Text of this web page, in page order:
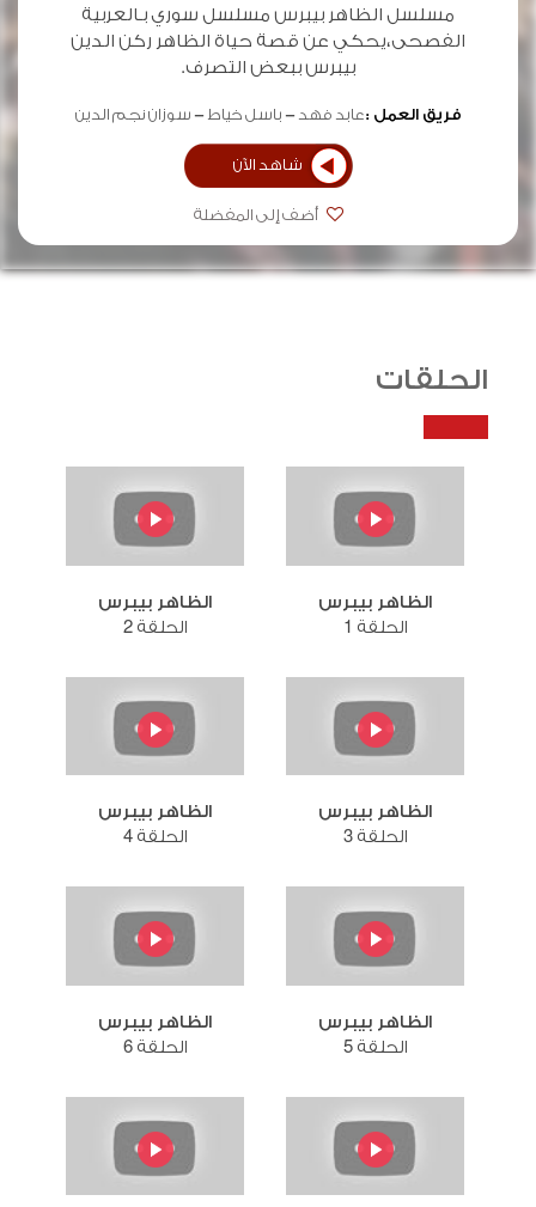
مسلسل الظاهر بيبرس مسلسل سوري بـالعربية
الفصحى،يحكي عن قصة حياة الظاهر ركن الدين
بيبرس ببعض التصرف.
فريق العمل :عابد فهد باسل خياط سوزان نجم الدين
شاهد الآن
أضف إلى المفضلة
الحلقات
الظاهر بيبرس
الحلقة 1
الظاهر بيبرس
الحلقة 2
الظاهر بيبرس
الحلقة 3
الظاهر بيبرس
الحلقة 4
الظاهر بيبرس
الحلقة 5
الظاهر بيبرس
الحلقة 6